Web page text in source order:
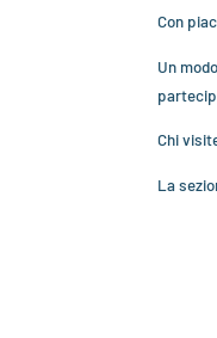
Con
Un
Chi
La